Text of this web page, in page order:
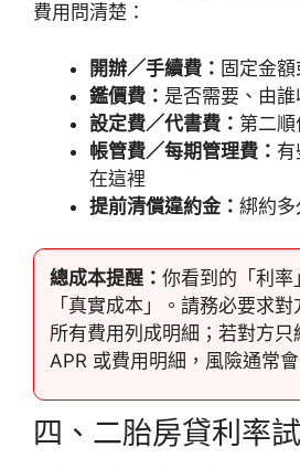
費用問清楚：
開辦／手續費： 固定金
鑑價費： 是否需要、由
設定費／代書費： 第二
帳管費／每期管理費：
在這裡
提前清償違約金： 綁約
總成本提醒： 你看到的「利率
「真實成本」。請務必要求
所有費用列成明細；若對方
APR 或費用明細，風險通常會
四、二胎房貸利率